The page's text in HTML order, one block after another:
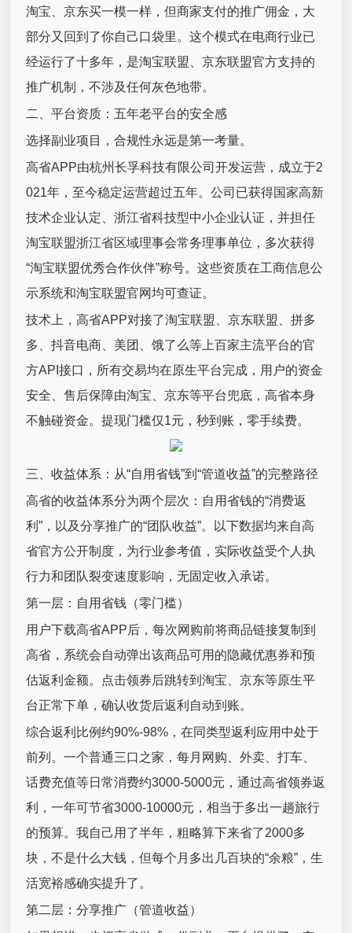
淘宝、京东买一模一样，但商家支付的推广佣金，大
部分又回到了你自己口袋里。这个模式在电商行业已
经运行了十多年，是淘宝联盟、京东联盟官方支持的
推广机制，不涉及任何灰色地带。
二、平台资质：五年老平台的安全感
选择副业项目，合规性永远是第一考量。
高省APP由杭州长孚科技有限公司开发运营，成立于2
021年，至今稳定运营超过五年。公司已获得国家高新
技术企业认定、浙江省科技型中小企业认证，并担任
淘宝联盟浙江省区域理事会常务理事单位，多次获得
“淘宝联盟优秀合作伙伴”称号。这些资质在工商信息公
示系统和淘宝联盟官网均可查证。
技术上，高省APP对接了淘宝联盟、京东联盟、拼多
多、抖音电商、美团、饿了么等上百家主流平台的官
方API接口，所有交易均在原生平台完成，用户的资金
安全、售后保障由淘宝、京东等平台兜底，高省本身
不触碰资金。提现门槛仅1元，秒到账，零手续费。
三、收益体系：从“自用省钱”到“管道收益”的完整路径
高省的收益体系分为两个层次：自用省钱的“消费返
利”，以及分享推广的“团队收益”。以下数据均来自高
省官方公开制度，为行业参考值，实际收益受个人执
行力和团队裂变速度影响，无固定收入承诺。
第一层：自用省钱（零门槛）
用户下载高省APP后，每次网购前将商品链接复制到
高省，系统会自动弹出该商品可用的隐藏优惠券和预
估返利金额。点击领券后跳转到淘宝、京东等原生平
台正常下单，确认收货后返利自动到账。
综合返利比例约90%-98%，在同类型返利应用中处于
前列。一个普通三口之家，每月网购、外卖、打车、
话费充值等日常消费约3000-5000元，通过高省领券返
利，一年可节省3000-10000元，相当于多出一趟旅行
的预算。我自己用了半年，粗略算下来省了2000多
块，不是什么大钱，但每个月多出几百块的“余粮”，生
活宽裕感确实提升了。
第二层：分享推广（管道收益）